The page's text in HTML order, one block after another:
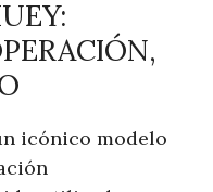
icónico modelo